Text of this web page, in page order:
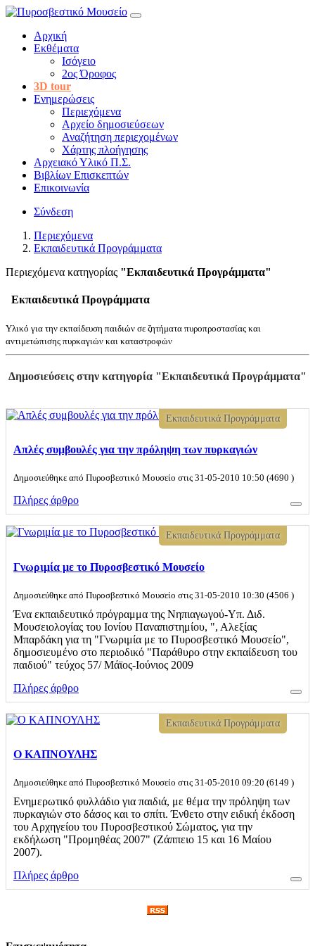
Αρχική
Εκθέματα
Ισόγειο
2ος Όροφος
3D tour
Ενημερώσεις
Περιεχόμενα
Αρχείο δημοσιεύσεων
Αναζήτηση περιεχομένων
Χάρτης πλοήγησης
Αρχειακό Υλικό Π.Σ.
Βιβλίων Επισκεπτών
Επικοινωνία
Σύνδεση
Περιεχόμενα
Εκπαιδευτικά Προγράμματα
Περιεχόμενα κατηγορίας "Εκπαιδευτικά Προγράμματα"
Εκπαιδευτικά Προγράμματα
Υλικό για την εκπαίδευση παιδιών σε ζητήματα πυροπροστασίας και
αντιμετώπισης πυρκαγιών και καταστροφών
Δημοσιεύσεις στην κατηγορία "Εκπαιδευτικά Προγράμματα"
Εκπαιδευτικά Προγράμματα
Απλές συμβουλές για την πρόληψη των πυρκαγιών
Δημοσιεύθηκε από Πυροσβεστικό Μουσείο στις 31-05-2010 10:50 (4690 )
Πλήρες άρθρο
Εκπαιδευτικά Προγράμματα
Γνωριμία με το Πυροσβεστικό Μουσείο
Δημοσιεύθηκε από Πυροσβεστικό Μουσείο στις 31-05-2010 10:30 (4506 )
Ένα εκπαιδευτικό πρόγραμμα της Νηπιαγωγού-Υπ. Διδ.
Μουσειολογίας του Ιονίου Παναπιστημίου, ", Αλεξίας
Μπαρδάκη για τη "Γνωριμία με το Πυροσβεστικό Μουσείο",
δημοσιευμένο στο περιοδικό "Παράθυρο στην εκπαίδευση του
παιδιού" τεύχος 57/ Μάϊος-Ιούνιος 2009
Πλήρες άρθρο
Εκπαιδευτικά Προγράμματα
Ο ΚΑΠΝΟΥΛΗΣ
Δημοσιεύθηκε από Πυροσβεστικό Μουσείο στις 31-05-2010 09:20 (6149 )
Ενημερωτικό φυλλάδιο για παιδιά, με θέμα την πρόληψη των
πυρκαγιών στο δάσος και το σπίτι. Ένθετο στην ειδική έκδοση
του Αρχηγείου του Πυροσβεστικού Σώματος, για την
εκδήλωση "Προμηθέας 2007" (Ζάππειο 15 και 16 Μαίου
2007).
Πλήρες άρθρο